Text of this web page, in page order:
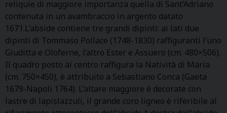
reliquie di maggiore importanza quella di Sant’Adriano
contenuta in un avambraccio in argento datato
1671.L’abside contiene tre grandi dipinti: ai lati due
dipinti di Tommaso Pollace (1748-1830) raffiguranti l’uno
Giuditta e Oloferne, l’altro Ester e Assuero (cm. 480×506).
Il quadro posto al centro raffigura la Natività di Maria
(cm. 750×450), è attribuito a Sebastiano Conca (Gaeta
1679-Napoli 1764). L’altare maggiore è decorate con
lastre di lapislazzuli, il grande coro ligneo è riferibile al